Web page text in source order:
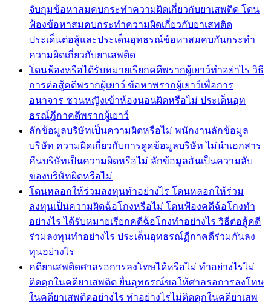
จับกุมข้อหาสมคบกระทำความผิดเกี่ยวกับยาเสพติด โดน
ฟ้องข้อหาสมคบกระทำความผิดเกี่ยวกับยาเสพติด
ประเด็นต่อสู้และประเด็นอุทธรณ์ข้อหาสมคบกันกระทำ
ความผิดเกี่ยวกับยาเสพติด
โดนฟ้องหรือได้รับหมายเรียกคดีพรากผู้เยาว์ทำอย่าไร วิธี
การต่อสู้คดีพรากผู้เยาว์ ข้อหาพรากผู้เยาว์เพื่อการ
อนาจาร ชวนหญิงเข้าห้องนอนผิดหรือไม่ ประเด็นอุท
ธรณ์ฏีกาคดีพรากผู้เยาว์
ลักข้อมูลบริษัทเป็นความผิดหรือไม่ พนักงานลักข้อมูล
บริษัท ความผิดเกี่ยวกับการดูดข้อมูลบริษัท ไม่นำเอกสาร
คืนบริษัทเป็นความผิดหรือไม่ ลักข้อมูลอันเป็นความลับ
ของบริษัทผิดหรือไม่
โดนหลอกให้ร่วมลงทุนทำอย่างไร โดนหลอกให้ร่วม
ลงทุนเป็นความผิดฉ้อโกงหรือไม่ โดนฟ้องคดีฉ้อโกงทำ
อย่างไร ได้รับหมายเรียกคดีฉ้อโกงทำอย่างไร วิธีต่อสู้คดี
ร่วมลงทุนทำอย่างไร ประเด็นอุทธรณ์ฏีกาคดีร่วมกันลง
ทุนอย่างไร
คดียาเสพติดศาลรอการลงโทษได้หรือไม่ ทำอย่างไรไม่
ติดคุกในคดียาเสพติด ยื่นอุทธรณ์ขอให้ศาลรอการลงโทษ
ในคดียาเสพติดอย่างไร ทำอย่างไรไม่ติดคุกในคดียาเสพ